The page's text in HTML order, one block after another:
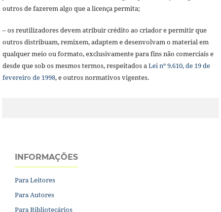
outros de fazerem algo que a licença permita;
– os reutilizadores devem atribuir crédito ao criador e permitir que
outros distribuam, remixem, adaptem e desenvolvam o material em
qualquer meio ou formato, exclusivamente para fins não comerciais e
desde que sob os mesmos termos, respeitados aLei nº 9.610, de 19 de
fevereiro de 1998, e outros normativos vigentes.
INFORMAÇÕES
Para Leitores
Para Autores
Para Bibliotecários